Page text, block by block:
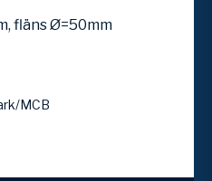
fläns Ø=50mm
MCB